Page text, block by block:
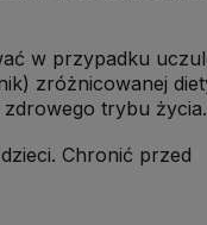
w przypadku
zróżnicowanej
trybu życia.
Chronić przed